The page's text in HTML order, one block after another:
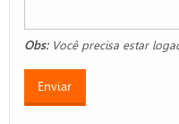
Obs:Você precisa estar
Enviar